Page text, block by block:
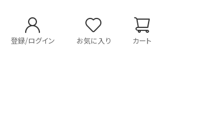
登録/ログイン お気に入り カート